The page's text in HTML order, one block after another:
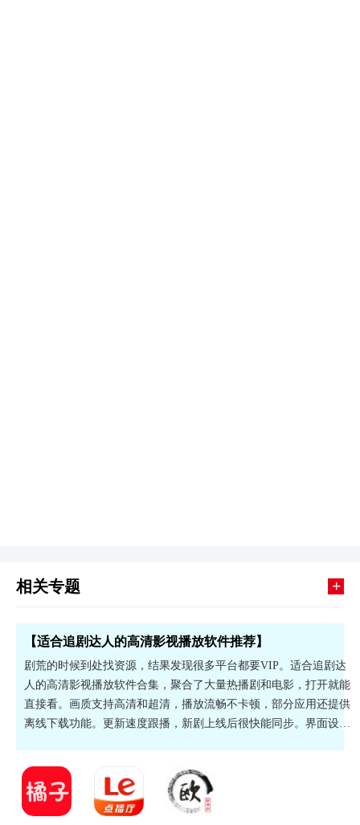
相关专题 +
【适合追剧达人的高清影视播放软件推荐】
剧荒的时候到处找资源，结果发现很多平台都要VIP。适合追剧达
人的高清影视播放软件合集，聚合了大量热播剧和电影，打开就能
直接看。画质支持高清和超清，播放流畅不卡顿，部分应用还提供
离线下载功能。更新速度跟播，新剧上线后很快能同步。界面设计
换。